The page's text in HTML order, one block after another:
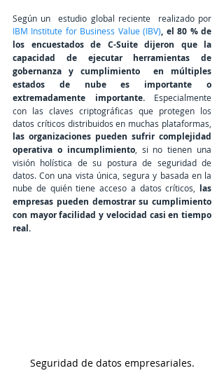
Según un  estudio global reciente
  realizado por
IBM Institute for Business Value (IBV), el 80 % de
los encuestados de C-Suite dijeron que la
capacidad de ejecutar herramientas de
gobernanza y cumplimiento
en múltiples
estados de nube es importante o
extremadamente importante. Especialmente
con las claves criptográficas que protegen los
las organizaciones pueden sufrir complejidad
operativa o incumplimiento, si no tienen una
visión holística de su postura de seguridad de
datos. Con una vista única, segura y basada en la
nube de quién tiene acceso a datos críticos, las
empresas pueden demostrar su cumplimiento
con mayor facilidad y velocidad casi en tiempo
real.
Seguridad de datos empresariales.